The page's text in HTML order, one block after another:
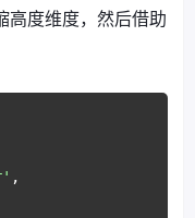
度维度，然后借助
,